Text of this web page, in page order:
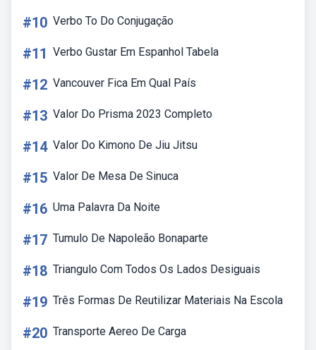
#10 Verbo To Do Conjugação
#11 Verbo Gustar Em Espanhol Tabela
#12 Vancouver Fica Em Qual País
#13 Valor Do Prisma 2023 Completo
#14 Valor Do Kimono De Jiu Jitsu
#15 Valor De Mesa De Sinuca
#16 Uma Palavra Da Noite
#17 Tumulo De Napoleão Bonaparte
#18 Triangulo Com Todos Os Lados Desiguais
#19 Três Formas De Reutilizar Materiais Na Escola
#20 Transporte Aereo De Carga